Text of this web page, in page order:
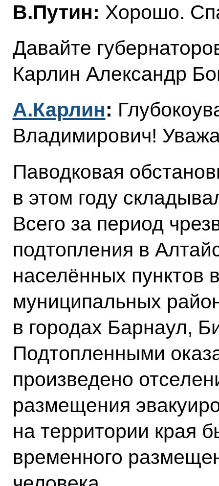
В.Путин: Хорошо.
Давайте
Карлин Александр
А.Карлин:
Владимирович!
Паводковая
в этом году
Всего за период
подтопления в
населённых пунктов
муниципальных
в городах Барнаул,
Подтопленными
произведено
размещения
на территории края
временного